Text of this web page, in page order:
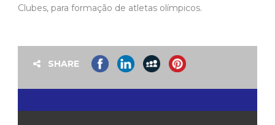
Clubes, para formação de atletas olímpicos.
SHARE